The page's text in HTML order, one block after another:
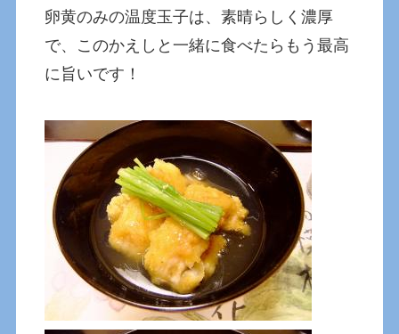
卵黄のみの温度玉子は、素晴らしく濃厚
で、このかえしと一緒に食べたらもう最高
に旨いです！